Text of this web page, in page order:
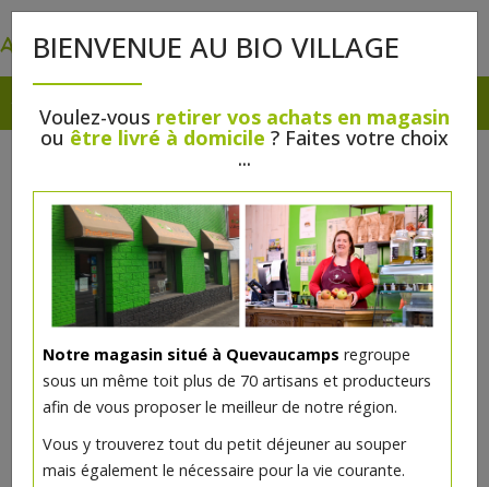
BIENVENUE AU BIO VILLAGE
Voulez-vous retirer vos achats en magasin
ou être livré à domicile ? Faites votre choix
...
Notre magasin situé à Quevaucamps regroupe
sous un même toit plus de 70 artisans et producteurs
afin de vous proposer le meilleur de notre région.
Vous y trouverez tout du petit déjeuner au souper
mais également le nécessaire pour la vie courante.
Colis d'agneau: poids de +/4 kilos
Composition standard :
2 x 4 côtes
3 tranches de gigot